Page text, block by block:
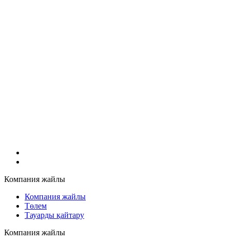
Компания жайлы
Компания жайлы
Төлем
Тауарды қайтару
Компания жайлы